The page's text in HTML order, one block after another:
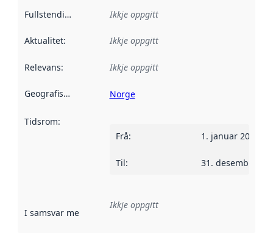
Fullstendigheit Ikkje oppgitt
Aktualitet: Ikkje oppgitt
Relevans: Ikkje oppgitt
Geografisk område Norge
Tidsrom:
Frå: 1. januar 2020
Til: 31. desember
I samsvar med Referanse til ei implementeringsregel eller
Ikkje oppgitt